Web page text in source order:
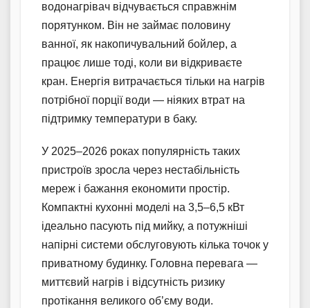
водонагрівач відчувається справжнім
порятунком. Він не займає половину
ванної, як накопичувальний бойлер, а
працює лише тоді, коли ви відкриваєте
кран. Енергія витрачається тільки на нагрів
потрібної порції води — ніяких втрат на
підтримку температури в баку.
У 2025–2026 роках популярність таких
пристроїв зросла через нестабільність
мереж і бажання економити простір.
Компактні кухонні моделі на 3,5–6,5 кВт
ідеально пасують під мийку, а потужніші
напірні системи обслуговують кілька точок у
приватному будинку. Головна перевага —
миттєвий нагрів і відсутність ризику
протікання великого об’єму води.